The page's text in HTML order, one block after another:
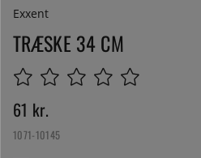
Exxent
TRÆSKE 34 CM
61 kr.
1071-10145